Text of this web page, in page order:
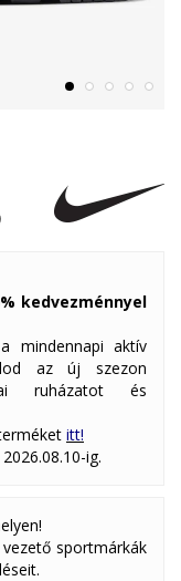
kedvezménnyel
mindennapi aktív
az új szezon
ruházatot és
itt!
ig.
sportmárkák